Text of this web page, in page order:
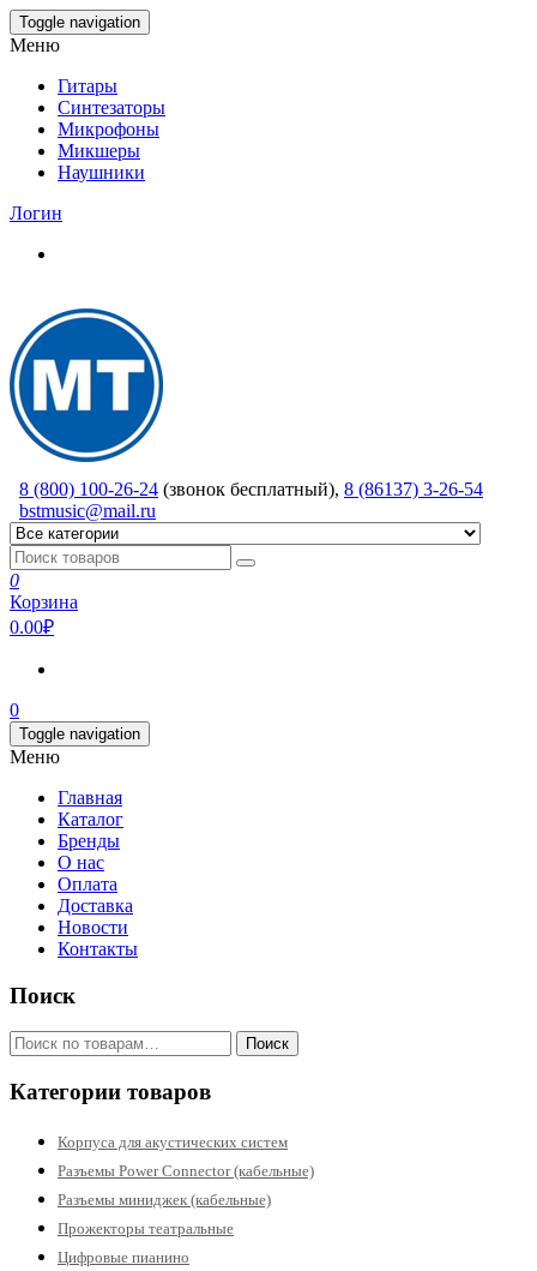
Skip
to
content
Toggle navigation
Меню
Гитары
Синтезаторы
Микрофоны
Микшеры
Наушники
Логин
8 (800) 100-26-24 (звонок бесплатный), 8 (86137) 3-26-54
bstmusic@mail.ru
0
Корзина
0.00₽
0
Toggle navigation
Меню
Главная
Каталог
Бренды
О нас
Оплата
Доставка
Новости
Контакты
Поиск
Искать: Поиск
Категории товаров
Корпуса для акустических систем
Разъемы Power Connector (кабельные)
Разъемы миниджек (кабельные)
Прожекторы театральные
Цифровые пианино